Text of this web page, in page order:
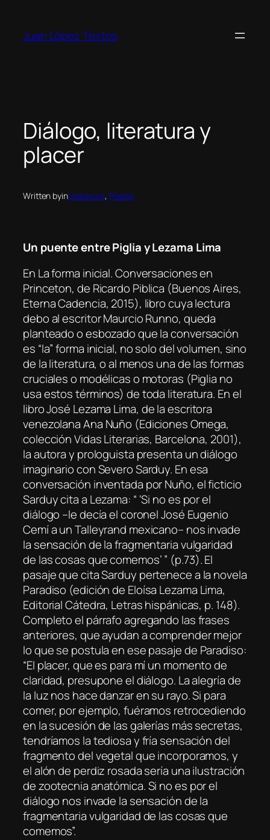
contenido
Juan López Textos
Diálogo, literatura y
placer
Written byinLiteratura, Poesía
Un puente entre Piglia y Lezama Lima
En La forma inicial. Conversaciones en
Princeton, de Ricardo Piblica (Buenos Aires,
Eterna Cadencia, 2015), libro cuya lectura
debo al escritor Maurcio Runno, queda
planteado o esbozado que la conversación
es “la” forma inicial, no solo del volumen, sino
de la literatura, o al menos una de las formas
cruciales o modélicas o motoras (Piglia no
usa estos términos) de toda literatura. En el
libroJosé Lezama Lima, de la escritora
venezolana Ana Nuño (Ediciones Omega,
colección Vidas Literarias, Barcelona, 2001),
la autora y prologuista presenta un diálogo
imaginario con Severo Sarduy. En esa
conversación inventada por Nuño, el ficticio
Sarduy cita a Lezama: “ ‘Si no es por el
diálogo –le decía el coronel José Eugenio
Cemí a un Talleyrand mexicano– nos invade
la sensación de la fragmentaria vulgaridad
de las cosas que comemos’ ” (p.73). El
pasaje que citaSarduy pertenece a la novela
Paradiso (edición de Eloísa Lezama Lima,
Editorial Cátedra, Letras hispánicas, p. 148).
Completo el párrafo agregando las frases
anteriores, que ayudan a comprender mejor
lo que se postula en ese pasaje de Paradiso:
“El placer, que es para mí un momento de
claridad, presupone el diálogo. La alegría de
la luz nos hace danzar en su rayo. Si para
comer, por ejemplo, fuéramos retrocediendo
en la sucesión de las galerías más secretas,
tendríamos la tediosa y fría sensación del
fragmento del vegetal que incorporamos, y
el alón de perdiz rosada sería una ilustración
de zootecnia anatómica. Si no es por el
diálogo nos invade la sensación de la
fragmentaria vulgaridad de las cosas que
comemos”.